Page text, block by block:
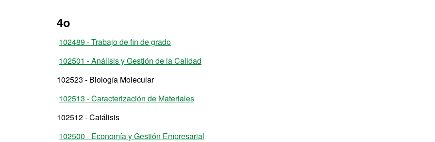
4o
102489 - Trabajo de fin de grado
102501 - Análisis y Gestión de la Calidad
102523 - Biología Molecular
102513 - Caracterización de Materiales
102512 - Catálisis
102500 - Economía y Gestión Empresarial